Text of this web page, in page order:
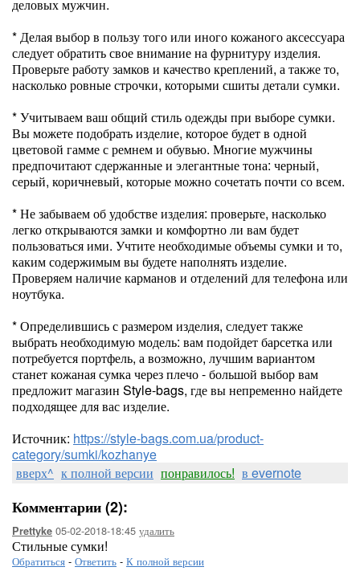
деловых мужчин.
* Делая выбор в пользу того или иного кожаного аксессуара
следует обратить свое внимание на фурнитуру изделия.
Проверьте работу замков и качество креплений, а также то,
насколько ровные строчки, которыми сшиты детали сумки.
* Учитываем ваш общий стиль одежды при выборе сумки.
Вы можете подобрать изделие, которое будет в одной
цветовой гамме с ремнем и обувью. Многие мужчины
предпочитают сдержанные и элегантные тона: черный,
серый, коричневый, которые можно сочетать почти со всем.
* Не забываем об удобстве изделия: проверьте, насколько
легко открываются замки и комфортно ли вам будет
пользоваться ими. Учтите необходимые объемы сумки и то,
каким содержимым вы будете наполнять изделие.
Проверяем наличие карманов и отделений для телефона или
ноутбука.
* Определившись с размером изделия, следует также
выбрать необходимую модель: вам подойдет барсетка или
потребуется портфель, а возможно, лучшим вариантом
станет кожаная сумка через плечо - большой выбор вам
предложит магазин Style-bags, где вы непременно найдете
подходящее для вас изделие.
Источник: https://style-bags.com.ua/product-
category/sumki/kozhanye
вверх^ к полной версии понравилось! в evernote
Комментарии (2):
Prettyke 05-02-2018-18:45 удалить
Стильные сумки!
Обратиться - Ответить - К полной версии